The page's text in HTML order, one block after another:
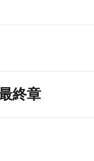
終章